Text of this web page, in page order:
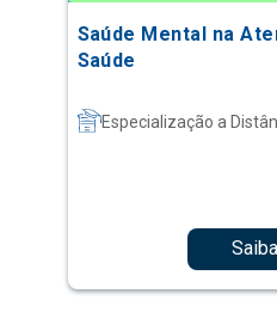
Saúde Mental na
Saúde
Especialização a